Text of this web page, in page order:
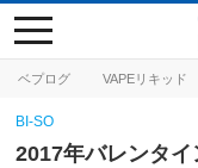
ベプログ VAPEリキッド
toggle
navigation
BI-SO
2017年バレンタ